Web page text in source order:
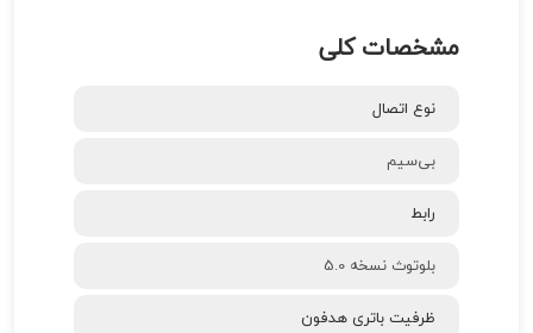
مشخصات کلی
نوع اتصال
بی‌سیم
رابط
بلوتوث نسخه 5.0
ظرفیت باتری هدفون